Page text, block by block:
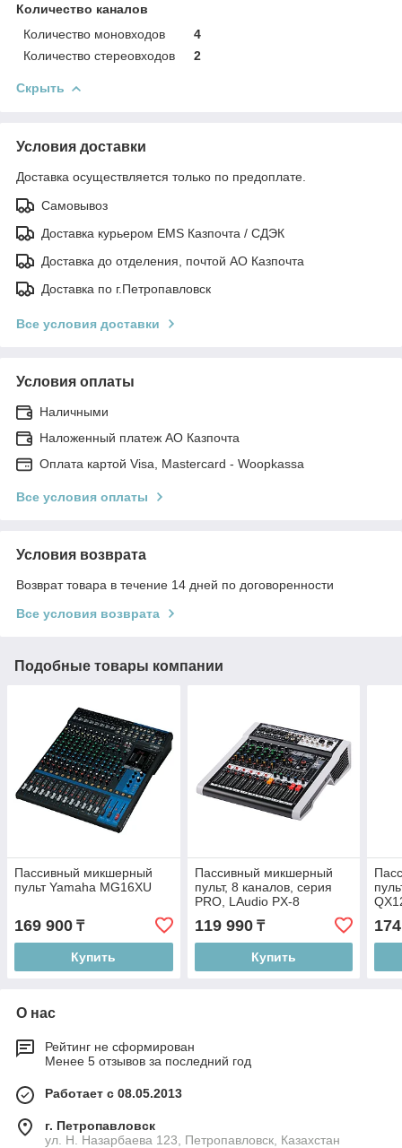
Количество каналов
Количество моновходов
4
Количество стереовходов
2
Скрыть
Условия доставки
Доставка осуществляется только по предоплате.
Самовывоз
Доставка курьером EMS Казпочта / СДЭК
Доставка до отделения, почтой АО Казпочта
Доставка по г.Петропавловск
Все условия доставки
Условия оплаты
Наличными
Наложенный платеж АО Казпочта
Оплата картой Visa, Mastercard - Woopkassa
Все условия оплаты
Условия возврата
Возврат товара в течение 14 дней по договоренности
Все условия возврата
Подобные товары компании
Пассивный микшерный
пульт Yamaha MG16XU
169 900 ₸
Купить
Пассивный микшерный
пульт, 8 каналов, серия
PRO, LAudio PX-8
119 990₸
Купить
О нас
Рейтинг не сформирован
Менее 5 отзывов за последний год
Работает с 08.05.2013
г. Петропавловск
ул. Н. Назарбаева 123, Петропавловск, Казахстан